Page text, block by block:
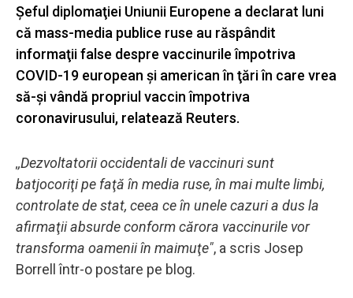
Şeful diplomaţiei Uniunii Europene a declarat luni
că mass-media publice ruse au răspândit
informaţii false despre vaccinurile împotriva
COVID-19 european şi american în ţări în care vrea
să-şi vândă propriul vaccin împotriva
coronavirusului, relatează Reuters.
,,Dezvoltatorii occidentali de vaccinuri sunt
batjocoriţi pe faţă în media ruse, în mai multe limbi,
controlate de stat, ceea ce în unele cazuri a dus la
afirmaţii absurde conform cărora vaccinurile vor
transforma oamenii în maimuţe", a scris Josep
Borrell într-o postare pe blog.